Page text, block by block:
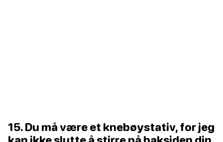
15. Du må være et knebøystativ, for jeg